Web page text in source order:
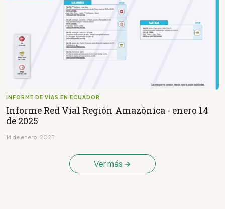
INFORME DE VÍAS EN ECUADOR
Informe Red Vial Región Amazónica - enero 14
de 2025
14 de enero, 2025
Ver más